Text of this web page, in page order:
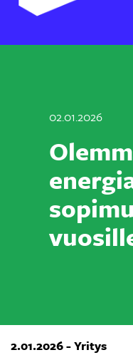
02.01.2026
2.01.2026 - Yritys